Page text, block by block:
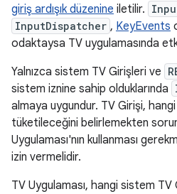
giriş ardışık düzenine iletilir.
InputDispatcher , KeyEvents
odaktaysa TV uygulamasında
Yalnızca sistem TV Girişleri ve
sistem iznine sahip olduklarında
almaya uygundur. TV Girişi,
tüketileceğini belirlemekten
Uygulaması'nın kullanması
izin vermelidir.
TV Uygulaması, hangi sistem